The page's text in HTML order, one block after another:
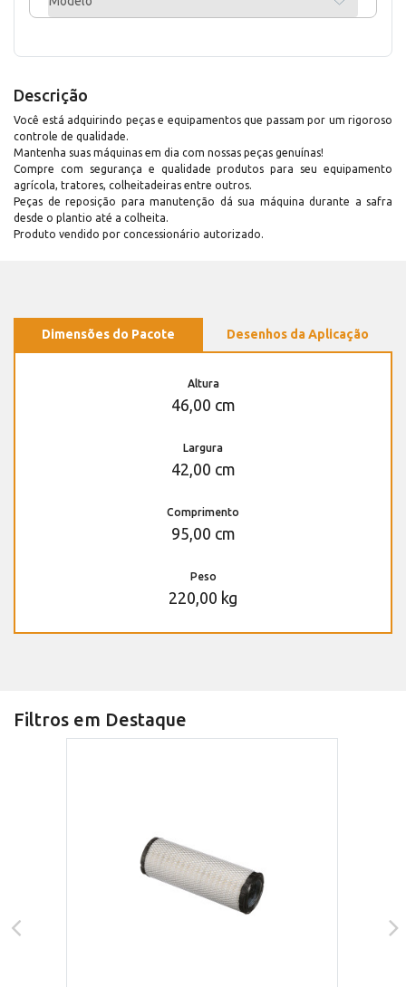
Descrição
Você está adquirindo peças e equipamentos que passam por um rigoroso
controle de qualidade.
Mantenha suas máquinas em dia com nossas peças genuínas!
Compre com segurança e qualidade produtos para seu equipamento
agrícola, tratores, colheitadeiras entre outros.
Peças de reposição para manutenção dá sua máquina durante a safra
desde o plantio até a colheita.
Produto vendido por concessionário autorizado.
Dimensões do Pacote Desenhos da Aplicação
Altura
46,00 cm
Largura
42,00 cm
Comprimento
95,00 cm
Peso
220,00 kg
Filtros em Destaque